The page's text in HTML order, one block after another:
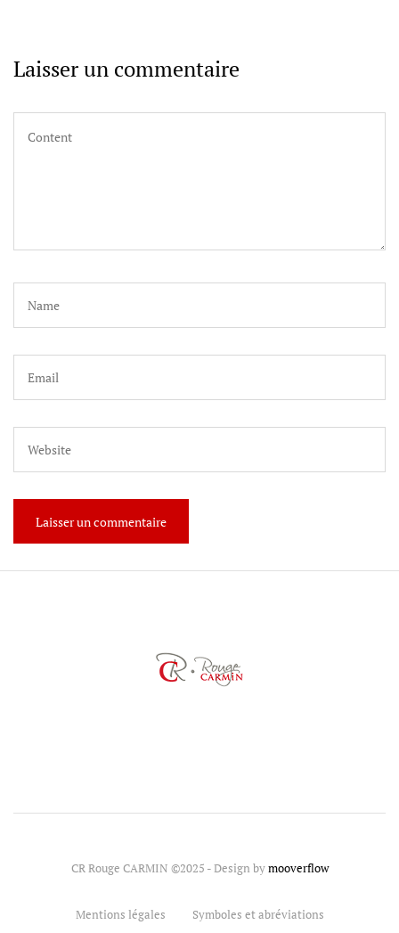
Laisser un commentaire
CR Rouge CARMIN ©2025 - Design bymooverflow
Mentions légales Symboles et abréviations